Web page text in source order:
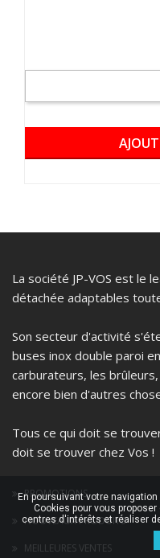
La société JP-VOS est le
détachée adaptables
Son secteur d'activité
buses inox double paroi
carburateurs, les
encore bien d'autres
Tous ce qui doit se
doit se trouver chez Vos !
PROMOTIONS
NOUVEAUX PRODUITS
MEILLEURES VENTES
En poursuivant votre
Cookies pour vous
centres d'intérêts et réaliser